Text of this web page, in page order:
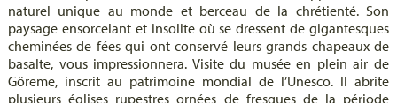
naturel unique au monde et berceau de la chrétienté. Son
paysage ensorcelant et insolite où se dressent de gigantesques
cheminées de fées qui ont conservé leurs grands chapeaux de
basalte, vous impressionnera. Visite du musée en plein air de
Göreme, inscrit au patrimoine mondial de l’Unesco. Il abrite
plusieurs églises rupestres ornées de fresques de la période